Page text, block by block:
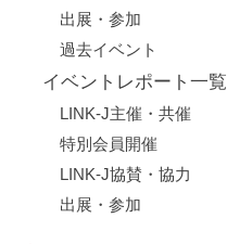
出展・参加
過去イベント
イベントレポート一覧
LINK-J主催・共催
特別会員開催
LINK-J協賛・協力
出展・参加